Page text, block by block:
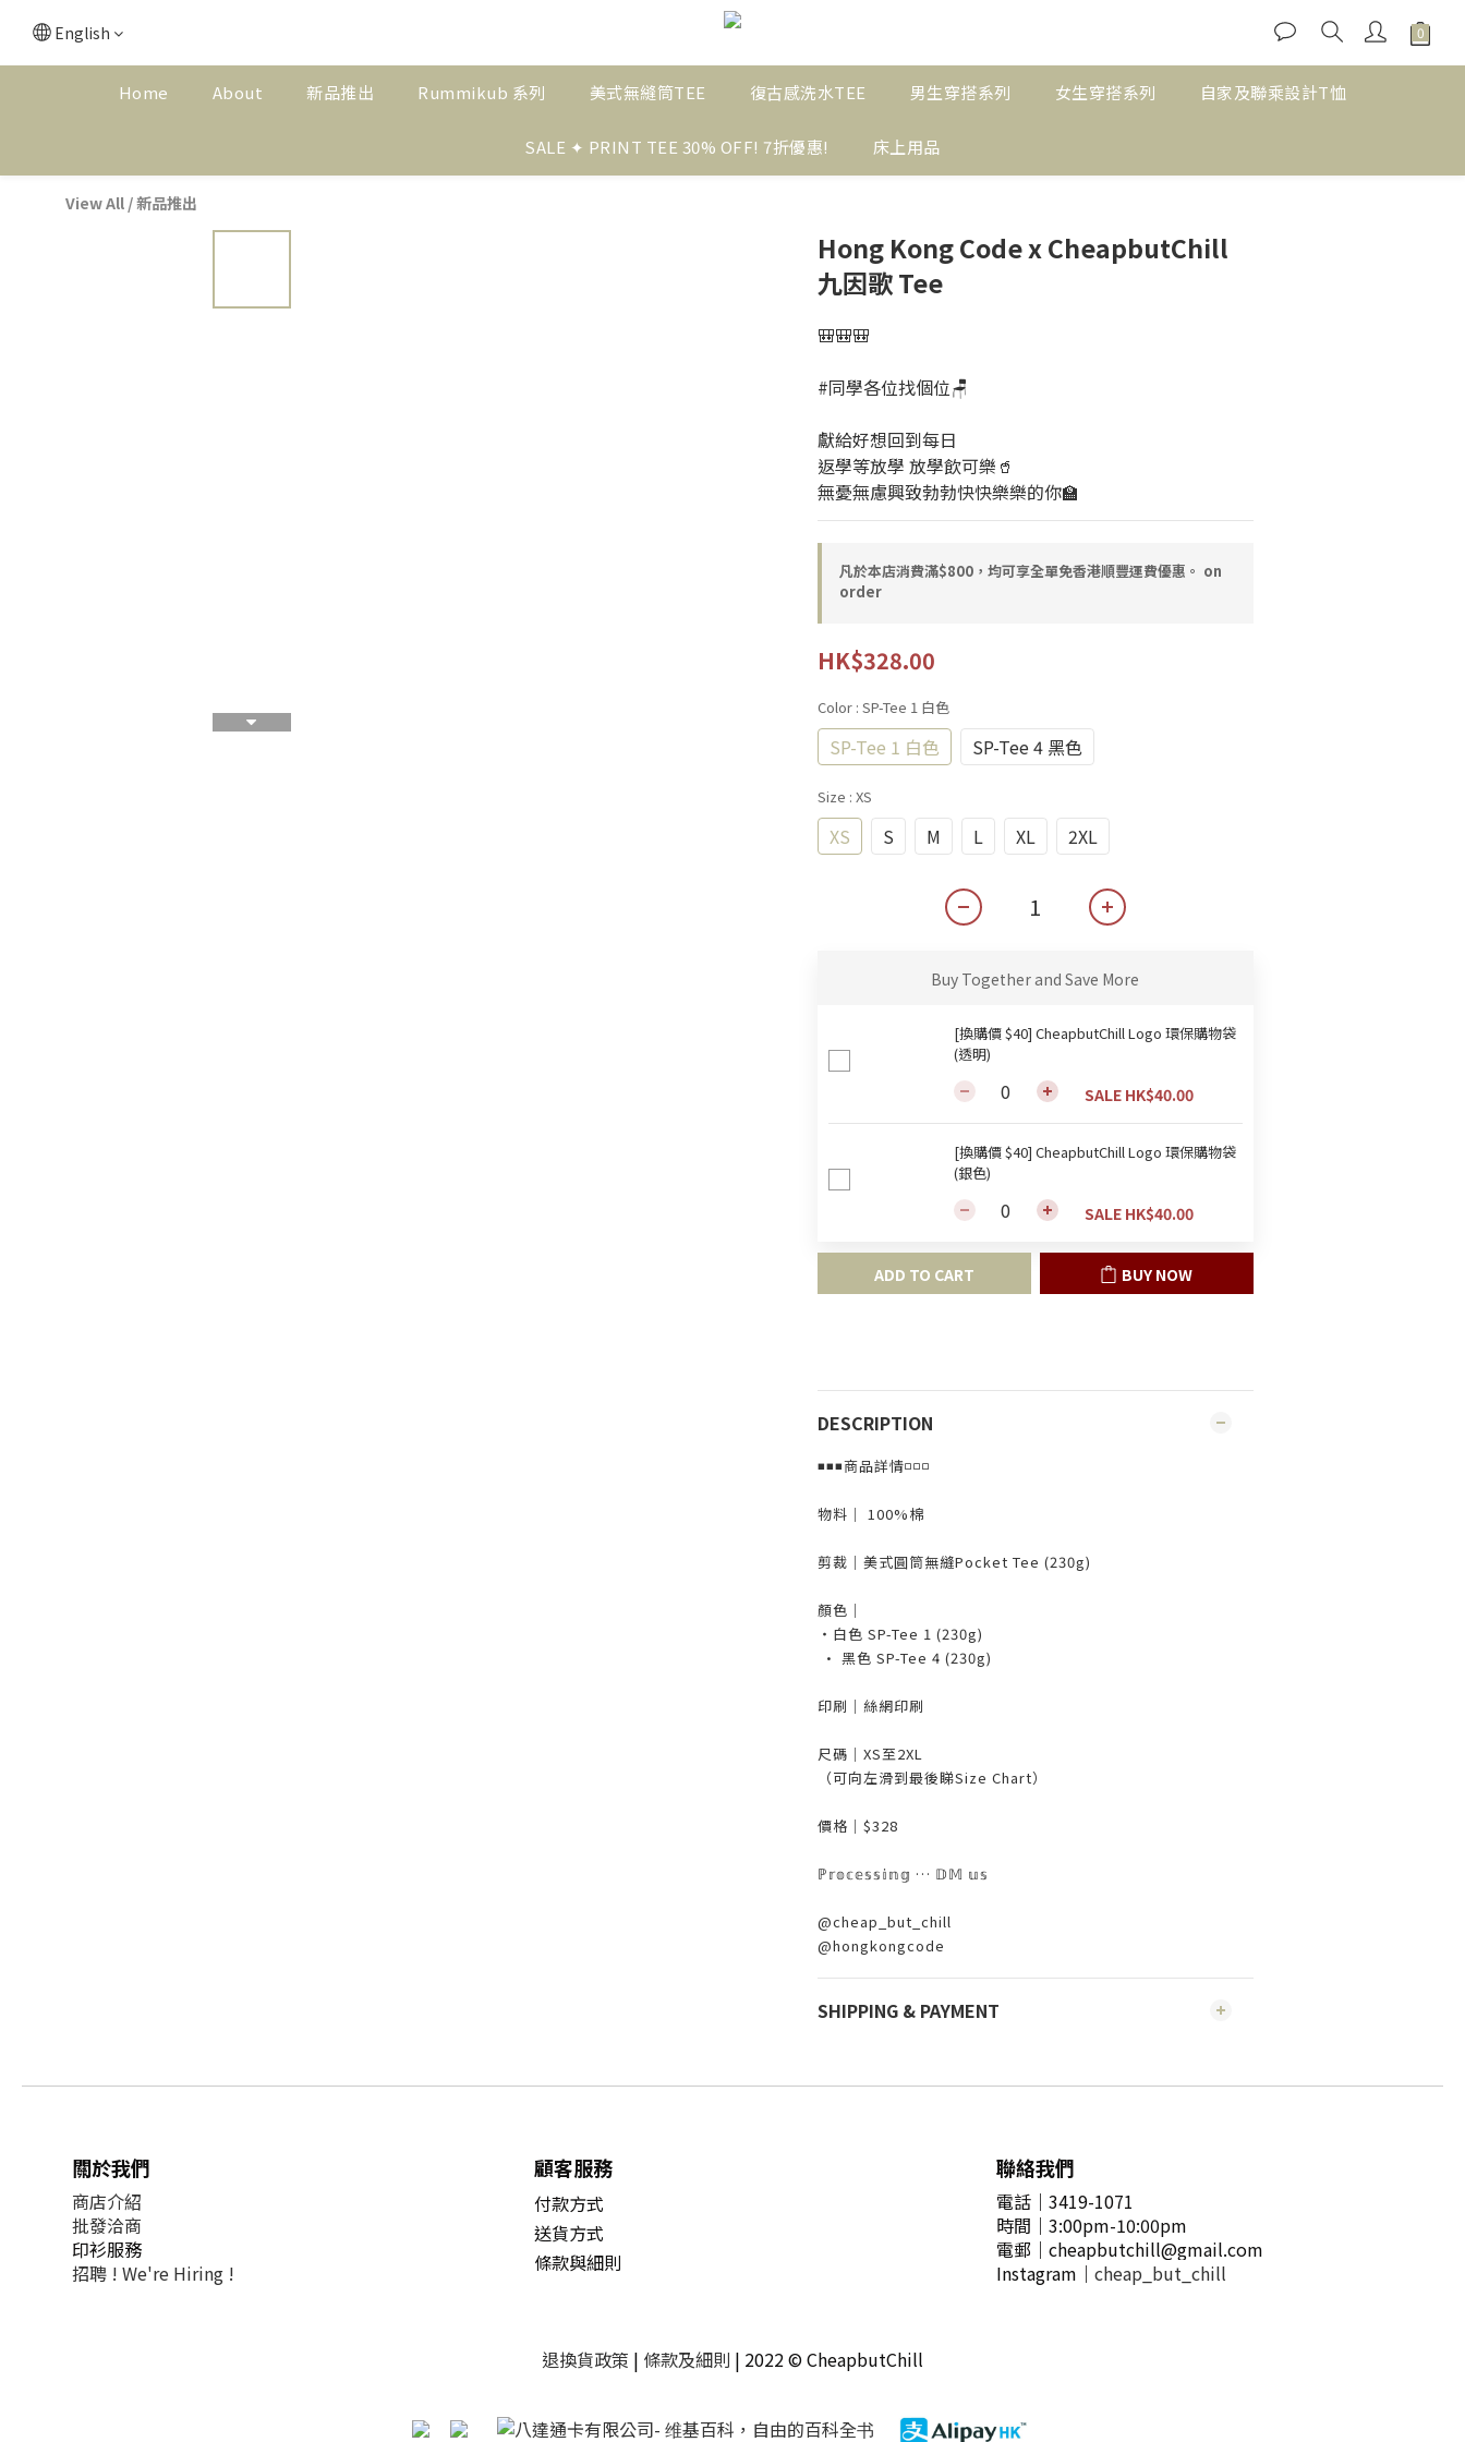
English
Home About 新品推出 Rummikub 系列 美式無縫筒TEE 復古感洗水TEE 男生穿搭系列 女生穿搭系列 自家及聯乘設計T恤
SALE ✦ PRINT TEE 30% OFF! 7折優惠! 床上用品
View All /新品推出
Hong Kong Code x CheapbutChill
九因歌 Tee
🎒🎒🎒
#同學各位找個位🪑
獻給好想回到每日
返學等放學 放學飲可樂🥤
無憂無慮興致勃勃快快樂樂的你🏫
凡於本店消費滿$800，均可享全單免香港順豐運費優惠。 on
order
HK$328.00
Color : SP-Tee 1 白色
SP-Tee 1 白色 SP-Tee 4 黑色
Size : XS
XS S M L XL 2XL
Buy Together and Save More
[換購價 $40] CheapbutChill Logo 環保購物袋
(透明)
SALE HK$40.00
[換購價 $40] CheapbutChill Logo 環保購物袋
(銀色)
SALE HK$40.00
ADD TO CART BUY NOW
DESCRIPTION
◾️◾️◾️商品詳情◽️◽️◽️
物料｜ 100%棉
剪裁｜美式圓筒無縫Pocket Tee (230g)
顏色｜
・白色 SP-Tee 1 (230g)
• 黑色 SP-Tee 4 (230g)
印刷｜絲網印刷
尺碼｜XS至2XL
（可向左滑到最後睇Size Chart）
價格｜$328
ℙ𝕣𝕠𝕔𝕖𝕤𝕤𝕚𝕟𝕘 … 𝔻𝕄 𝕦𝕤
@cheap_but_chill
@hongkongcode
SHIPPING & PAYMENT
關於我們
商店介紹
批發洽商
印衫服務
招聘 ! We're Hiring !
顧客服務
付款方式
送貨方式
條款與細則
聯絡我們
電話｜3419-1071
時間 ｜3:00pm-10:00pm
電郵 ｜ cheapbutchill@gmail.com
Instagram｜ cheap_but_chill
退換貨政策 | 條款及細則 | 2022 © CheapbutChill